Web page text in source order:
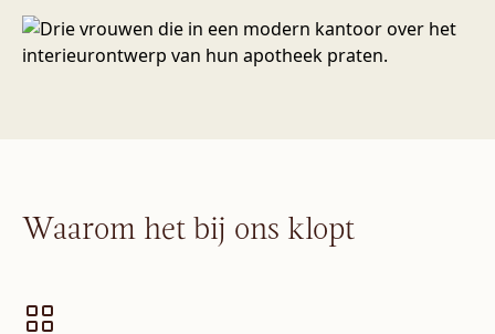
Waarom het bij ons klopt